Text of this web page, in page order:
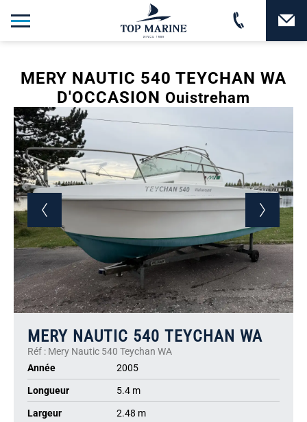
MERY NAUTIC 540 TEYCHAN WA
D'OCCASION Ouistreham
MERY NAUTIC 540 TEYCHAN WA
Réf : Mery Nautic 540 Teychan WA
Année
2005
Longueur 5.4 m
Largeur 2.48 m